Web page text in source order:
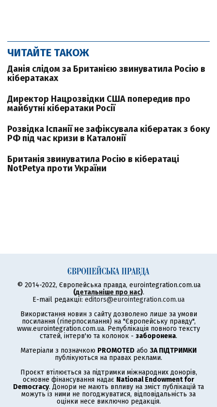
ЧИТАЙТЕ ТАКОЖ
Данія слідом за Британією звинуватила Росію в
кібератаках
Директор Нацрозвідки США попередив про
майбутні кібератаки Росії
Розвідка Іспанії не зафіксувала кібератак з боку
РФ під час кризи в Каталонії
Британія звинуватила Росію в кібератаці
NotPetya проти України
© 2014-2022, Європейська правда, eurointegration.com.ua
(детальніше про нас).
E-mail редакції: editors@eurointegration.com.ua
Використання новин з сайту дозволено лише за умови
посилання (гіперпосилання) на "Європейську правду",
www.eurointegration.com.ua. Републікація повного тексту
статей, інтерв'ю та колонок - заборонена.
Матеріали з позначкою PROMOTED або ЗА ПІДТРИМКИ
публікуються на правах реклами.
Проєкт втілюється за підтримки міжнародних донорів,
основне фінансування надає National Endowment for
Democracy. Донори не мають впливу на зміст публікацій та
можуть із ними не погоджуватися, відповідальність за
оцінки несе виключно редакція.